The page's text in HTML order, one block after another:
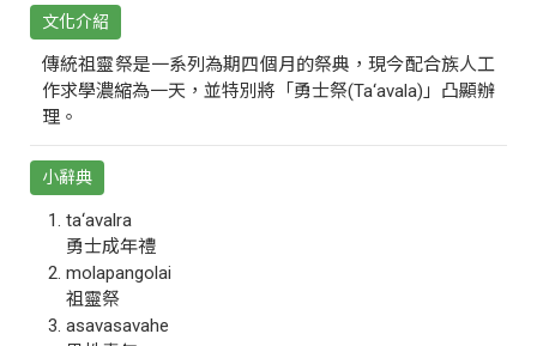
文化介紹
傳統祖靈祭是一系列為期四個月的祭典，現今配合族人工
作求學濃縮為一天，並特別將「勇士祭(Ta‘avala)」凸顯辦
理。
小辭典
ta‘avalra
勇士成年禮
molapangolai
祖靈祭
asavasavahe